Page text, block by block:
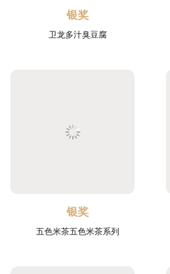
银奖
卫龙多汁臭豆腐
银奖
五色米茶五色米茶系列